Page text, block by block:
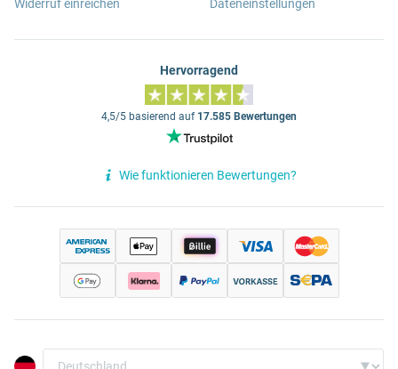
Widerruf einreichen
Dateneinstellungen
Hervorragend
4,5/5 basierend auf 17.585 Bewertungen
Wie funktionieren Bewertungen?